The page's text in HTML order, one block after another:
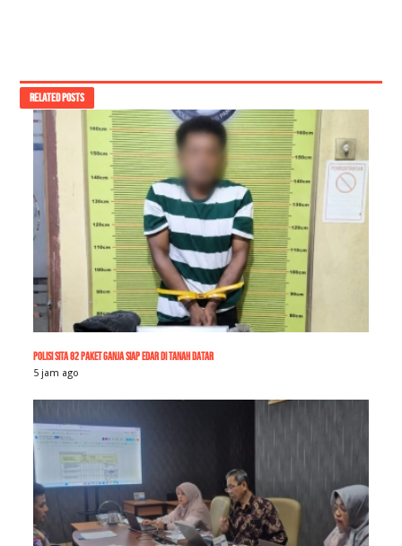
RELATED POSTS
Polisi Sita 82 Paket Ganja Siap Edar di Tanah Datar
5 jam ago